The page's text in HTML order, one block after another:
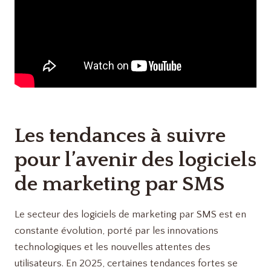
Les tendances à suivre
pour l’avenir des logiciels
de marketing par SMS
Le secteur des logiciels de marketing par SMS est en
constante évolution, porté par les innovations
technologiques et les nouvelles attentes des
utilisateurs. En 2025, certaines tendances fortes se